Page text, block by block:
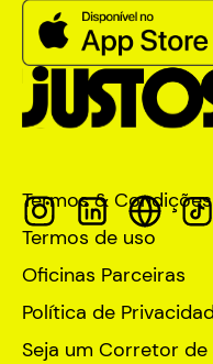
Termos & Condições
Termos de uso
Oficinas Parceiras
Política de
Seja um Corretor